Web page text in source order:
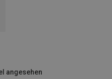
angesehen